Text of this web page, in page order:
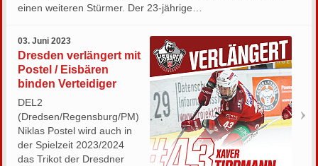
einen weiteren Stürmer. Der 23-jährige…
03. Juni 2023
Dresden verlängert mit
Postel / Eisbären
binden Verteidiger
DEL2
(Dredsen/Regensburg/PM)
Niklas Postel wird auch in
der Spielzeit 2023/2024
das Trikot der Dresdner